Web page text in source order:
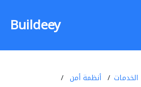
Buildeey
الخدمات
أنظمة أمن